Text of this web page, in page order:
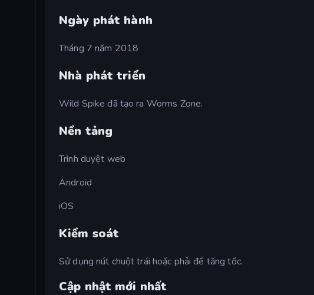
Ngày phát hành
Tháng 7 năm 2018
Nhà phát triển
Wild Spike đã tạo ra Worms Zone.
Nền tảng
Trình duyệt web
Android
iOS
Kiểm soát
Sử dụng nút chuột trái hoặc phải để tăng tốc.
Cập nhật mới nhất